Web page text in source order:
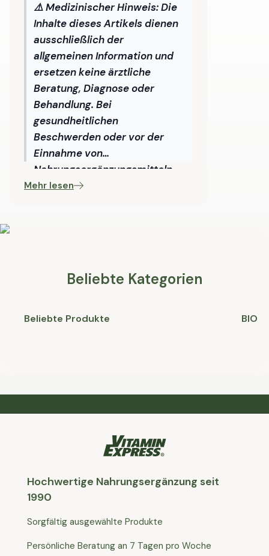
⚠️ Medizinischer Hinweis:Die
Inhalte dieses Artikels dienen
ausschließlich der
allgemeinen Information und
ersetzen keine ärztliche
Beratung, Diagnose oder
Behandlung. Bei
gesundheitlichen
Beschwerden oder vor der
Einnahme von
Nahrungsergänzungsmitteln
wenden Sie sich bitte an eine
Mehr lesen
Beliebte Kategorien
Beliebte Produkte BIO
Hochwertige Nahrungsergänzung seit
1990
Sorgfältig ausgewählte Produkte
Persönliche Beratung an 7 Tagen pro Woche